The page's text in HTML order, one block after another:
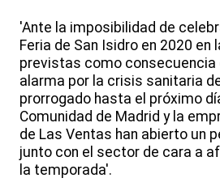
'Ante la imposibilidad de
Feria de San Isidro en 2020 en
previstas como consecuencia
alarma por la crisis sanitaria
prorrogado hasta el próximo
Comunidad de Madrid y la
de Las Ventas han abierto un
junto con el sector de cara a
la temporada'.